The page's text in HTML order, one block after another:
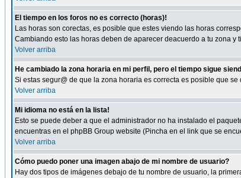
El tiempo en los foros no es correcto (horas)!
Las horas son corectas, es posible que estes viendo las horas
Cambiando esto las horas deben de aparecer deacuerdo a tu zona y
Volver arriba
He cambiado la zona horaria en mi perfil, pero el tiempo sigue
Si estas segur@ de que la zona horaria es correcta es posible que
Volver arriba
Mi idioma no está en la lista!
Esto se puede deber a que el administrador no ha instalado el
encuentras en el phpBB Group website (Pincha en el link que se
Volver arriba
Cómo puedo poner una imagen abajo de mi nombre de usuario?
Hay dos tipos de imágenes debajo de tu nombre de usuario, la